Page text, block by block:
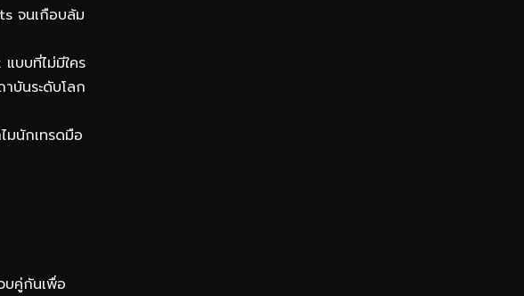
จนเกือบล้ม
บบที่ไม่มีใคร
บันระดับโลก
นักเทรดมือ
บคู่กันเพื่อ